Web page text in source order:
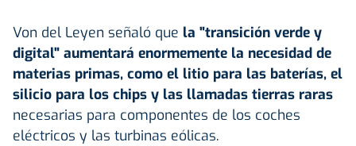
Von del Leyen señaló que la "transición verde y
digital" aumentará enormemente la necesidad de
materias primas, como el litio para las baterías, el
silicio para los chips y las llamadas tierras raras
necesarias para componentes de los coches
eléctricos y las turbinas eólicas.